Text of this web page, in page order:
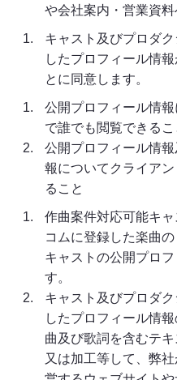
や会社案内・営業資
キャスト及びプロダ
したプロフィール情
とに同意します。
公開プロフィール情
で誰でも閲覧できるこ
公開プロフィール情
報についてクライア
ること
作曲案件対応可能キ
コムに登録した楽曲
キャストの公開プロ
す。
キャスト及びプロダ
したプロフィール情
曲及び歌詞を含むテ
又は加工等して、弊